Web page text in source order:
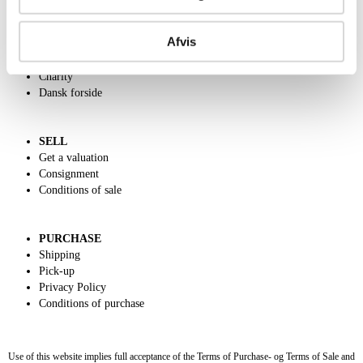
Afvis
Call us +45 44509800
Charity
Dansk forside
SELL
Get a valuation
Consignment
Conditions of sale
PURCHASE
Shipping
Pick-up
Privacy Policy
Conditions of purchase
Use of this website implies full acceptance of the Terms of Purchase- og Terms of Sale and